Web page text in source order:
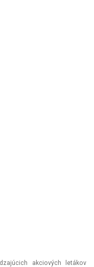
akciových letákov